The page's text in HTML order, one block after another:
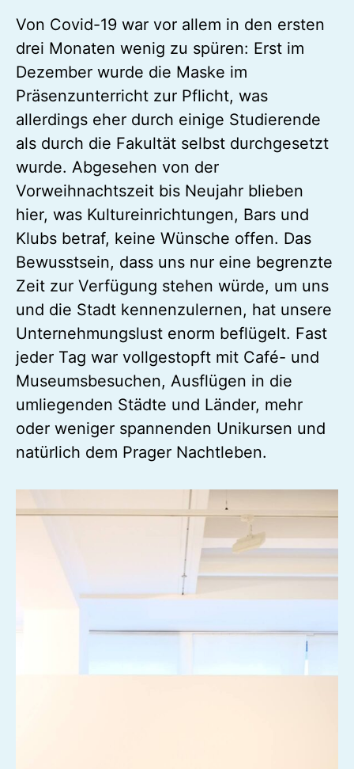
Corona – Gibt’s das überhaupt
noch?
Von Covid-19 war vor allem in den ersten
drei Monaten wenig zu spüren: Erst im
Dezember wurde die Maske im
Präsenzunterricht zur Pflicht, was
allerdings eher durch einige Studierende
als durch die Fakultät selbst durchgesetzt
wurde. Abgesehen von der
Vorweihnachtszeit bis Neujahr blieben
hier, was Kultureinrichtungen, Bars und
Klubs betraf, keine Wünsche offen. Das
Bewusstsein, dass uns nur eine begrenzte
Zeit zur Verfügung stehen würde, um uns
und die Stadt kennenzulernen, hat unsere
Unternehmungslust enorm beflügelt. Fast
jeder Tag war vollgestopft mit Café- und
Museumsbesuchen, Ausflügen in die
oder weniger spannenden Unikursen und
natürlich dem Prager Nachtleben.